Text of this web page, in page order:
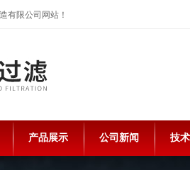
有限公司网站！
产品展示 公司新闻 技